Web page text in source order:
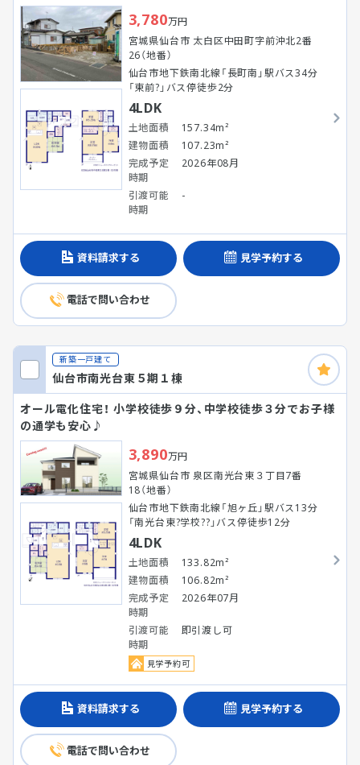
3,780万円
宮城県仙台市 太白区中田町字前沖北2番
26（地番）
仙台市地下鉄南北線「長町南」駅バス34分
「東前?」バス停徒歩2分
4LDK
土地面積
157.34m²
建物面積
107.23m²
完成予定
時期
2026年08月
引渡可能
時期
-
資料請求する 見学予約する
電話で問い合わせ
新築一戸建て
仙台市南光台東５期１棟
オール電化住宅！ 小学校徒歩９分、中学校徒歩３分でお子様
の通学も安心♪
3,890万円
宮城県仙台市 泉区南光台東３丁目7番
18（地番）
仙台市地下鉄南北線「旭ヶ丘」駅バス13分
「南光台東?学校??」バス停徒歩12分
4LDK
土地面積
133.82m²
建物面積
106.82m²
完成予定
時期
2026年07月
引渡可能
時期
即引渡し可
見学予約可
資料請求する 見学予約する
電話で問い合わせ